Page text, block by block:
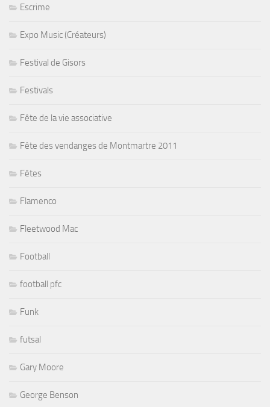
Escrime
Expo Music (Créateurs)
Festival de Gisors
Festivals
Fête de la vie associative
Fête des vendanges de Montmartre 2011
Fêtes
Flamenco
Fleetwood Mac
Football
football pfc
Funk
futsal
Gary Moore
George Benson